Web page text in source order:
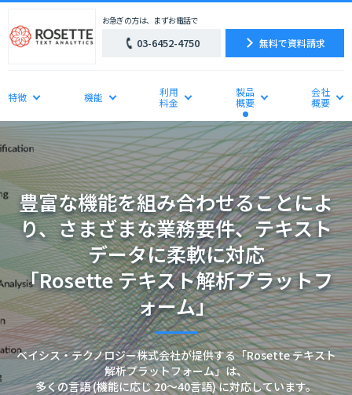
特徴 機能
利用
料金
製品
概要
会社
概要
お急ぎの方は、まずお電話で
03-6452-4750 無料で資料請求
豊富な機能を組み合わせることによ
り、さまざまな業務要件、テキスト
データに柔軟に対応
「Rosette テキスト解析プラットフ
ォーム」
ベイシス・テクノロジー株式会社が提供する「Rosette テキスト
解析プラットフォーム」は、
多くの言語 (機能に応じ 20～40言語) に対応しています。